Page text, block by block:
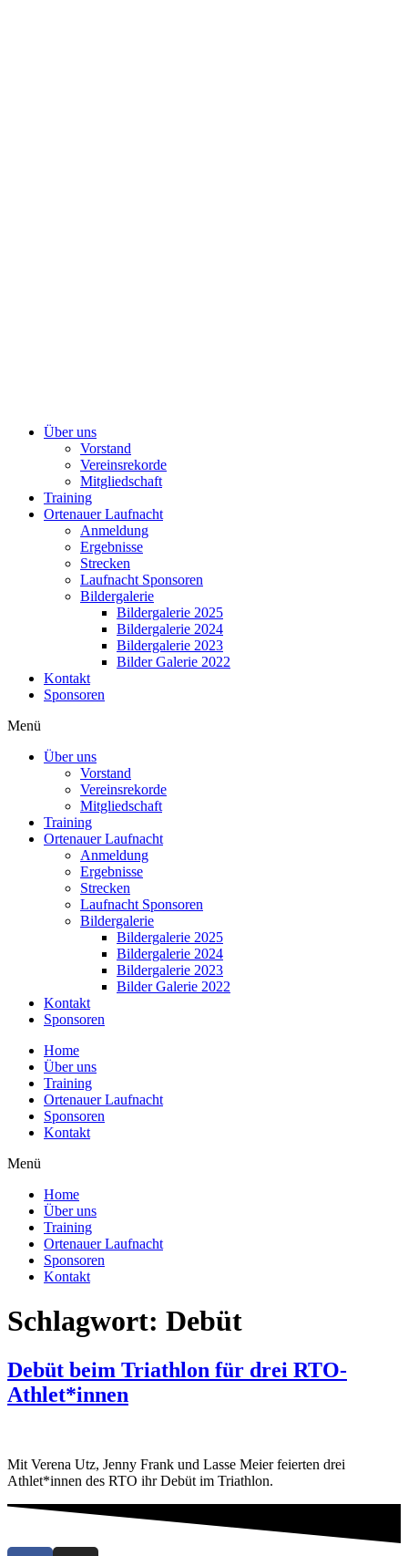
Über uns
Vorstand
Vereinsrekorde
Mitgliedschaft
Training
Ortenauer Laufnacht
Anmeldung
Ergebnisse
Strecken
Laufnacht Sponsoren
Bildergalerie
Bildergalerie 2025
Bildergalerie 2024
Bildergalerie 2023
Bilder Galerie 2022
Kontakt
Sponsoren
Menü
Über uns
Vorstand
Vereinsrekorde
Mitgliedschaft
Training
Ortenauer Laufnacht
Anmeldung
Ergebnisse
Strecken
Laufnacht Sponsoren
Bildergalerie
Bildergalerie 2025
Bildergalerie 2024
Bildergalerie 2023
Bilder Galerie 2022
Kontakt
Sponsoren
Home
Über uns
Training
Ortenauer Laufnacht
Sponsoren
Kontakt
Menü
Home
Über uns
Training
Ortenauer Laufnacht
Sponsoren
Kontakt
Schlagwort: Debüt
Debüt beim Triathlon für drei RTO-
Athlet*innen
Mit Verena Utz, Jenny Frank und Lasse Meier feierten drei
Athlet*innen des RTO ihr Debüt im Triathlon.